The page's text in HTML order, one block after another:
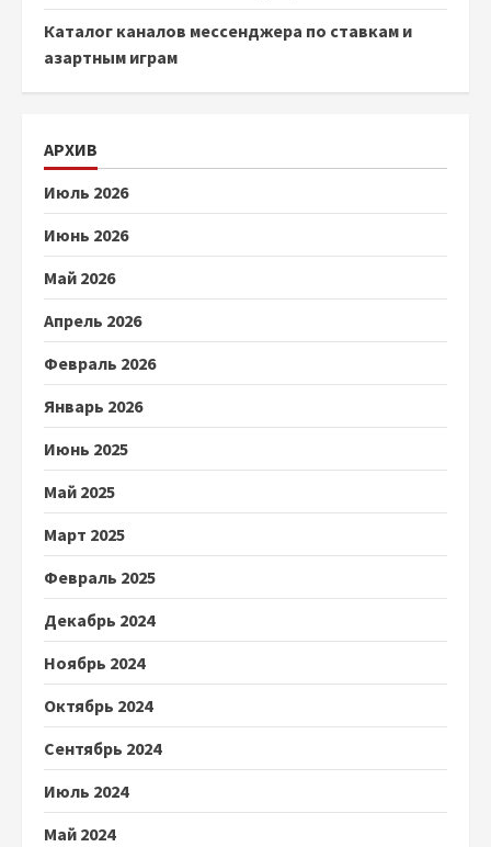
Каталог каналов мессенджера по ставкам и
азартным играм
АРХИВ
Июль 2026
Июнь 2026
Май 2026
Апрель 2026
Февраль 2026
Январь 2026
Июнь 2025
Май 2025
Март 2025
Февраль 2025
Декабрь 2024
Ноябрь 2024
Октябрь 2024
Сентябрь 2024
Июль 2024
Май 2024